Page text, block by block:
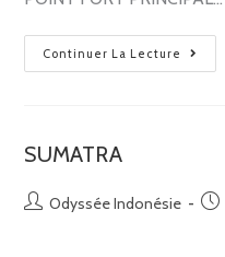
Continuer La Lecture
SUMATRA
Odyssée Indonésie